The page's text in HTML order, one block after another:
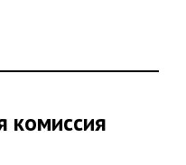
комиссия